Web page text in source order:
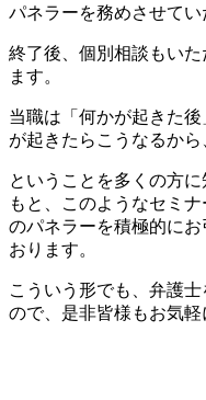
パネラーを務めさせてい
終了後、個別相談もい
ます。
当職は「何かが起きた
が起きたらこうなるから
ということを多くの方
もと、このようなセミ
のパネラーを積極的に
おります。
こういう形でも、弁護
ので、是非皆様もお気軽